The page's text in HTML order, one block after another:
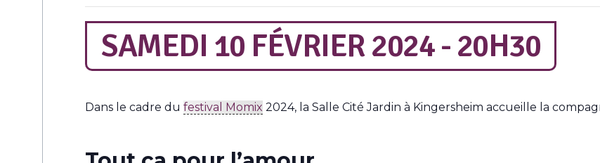
SAMEDI 10 FÉVRIER 2024 - 20H30
Dans le cadre du festival Momix 2024, la Salle Cité Jardin à Kingersheim accueille la